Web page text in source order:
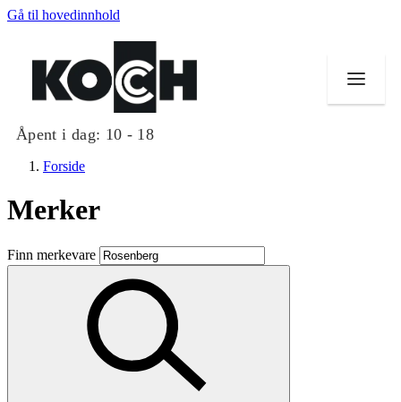
Gå til hovedinnhold
Åpent i dag: 10 - 18
Butikker
Mat og drikke
Aktiviteter
Forside
Merker
Finn merkevare